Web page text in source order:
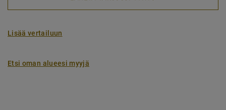
Lisää vertailuun
Etsi oman alueesi myyjä